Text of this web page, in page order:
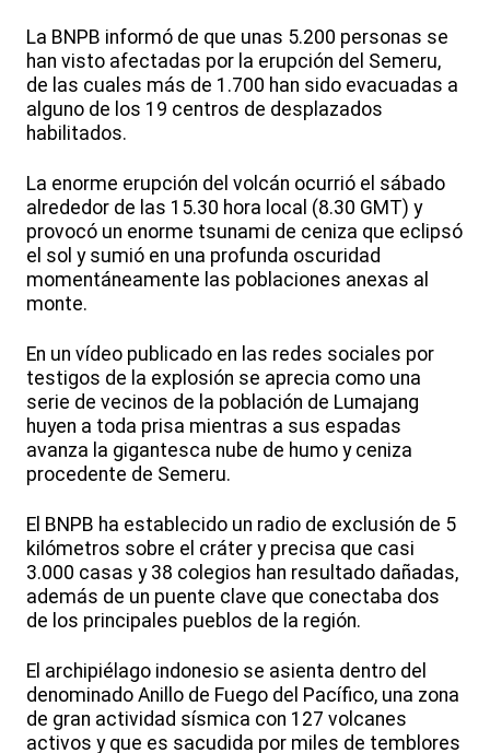
La BNPB informó de que unas 5.200 personas se
han visto afectadas por la erupción del Semeru,
de las cuales más de 1.700 han sido evacuadas a
alguno de los 19 centros de desplazados
habilitados.
La enorme erupción del volcán ocurrió el sábado
alrededor de las 15.30 hora local (8.30 GMT) y
provocó un enorme tsunami de ceniza que eclipsó
el sol y sumió en una profunda oscuridad
momentáneamente las poblaciones anexas al
monte.
En un vídeo publicado en las redes sociales por
testigos de la explosión se aprecia como una
serie de vecinos de la población de Lumajang
huyen a toda prisa mientras a sus espadas
avanza la gigantesca nube de humo y ceniza
procedente de Semeru.
El BNPB ha establecido un radio de exclusión de 5
kilómetros sobre el cráter y precisa que casi
3.000 casas y 38 colegios han resultado dañadas,
además de un puente clave que conectaba dos
de los principales pueblos de la región.
El archipiélago indonesio se asienta dentro del
denominado Anillo de Fuego del Pacífico, una zona
de gran actividad sísmica con 127 volcanes
activos y que es sacudida por miles de temblores